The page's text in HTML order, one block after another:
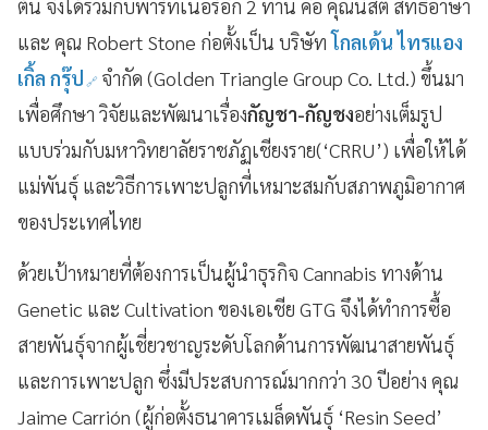
ต้น จึงได้ร่วมกับพาร์ทเนอร์อีก 2 ท่าน คือ คุณนิสิต สิทธิอาษา
และ คุณ Robert Stone ก่อตั้งเป็น บริษัทโกลเด้น ไทรแอง
เกิ้ล กรุ๊ป จำกัด (Golden Triangle Group Co. Ltd.) ขึ้นมา
เพื่อศึกษา วิจัยและพัฒนาเรื่องกัญชา-กัญชงอย่างเต็มรูป
แบบร่วมกับมหาวิทยาลัยราชภัฏเชียงราย(‘CRRU’) เพื่อให้ได้
แม่พันธุ์ และวิธีการเพาะปลูกที่เหมาะสมกับสภาพภูมิอากาศ
ของประเทศไทย
ด้วยเป้าหมายที่ต้องการเป็นผู้นำธุรกิจ Cannabis ทางด้าน
Genetic และ Cultivation ของเอเชีย GTG จึงได้ทำการซื้อ
สายพันธุ์จากผู้เชี่ยวชาญระดับโลกด้านการพัฒนาสายพันธุ์
และการเพาะปลูก ซึ่งมีประสบการณ์มากกว่า 30 ปีอย่าง คุณ
Jaime Carrión (ผู้ก่อตั้งธนาคารเมล็ดพันธุ์ ‘Resin Seed’